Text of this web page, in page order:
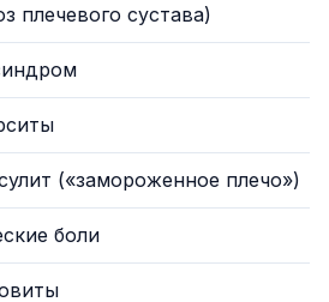
плечевого сустава)
(«замороженное плечо»)
боли